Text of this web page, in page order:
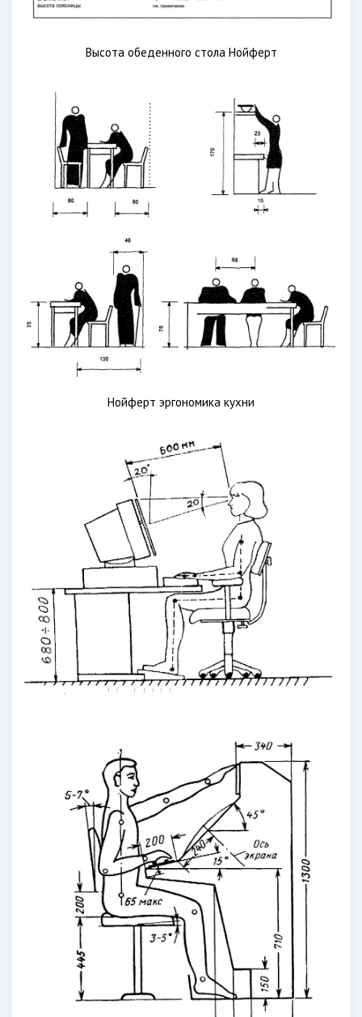
Высота обеденного стола Нойферт
Нойферт эргономика кухни